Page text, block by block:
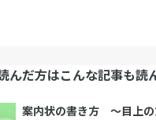
んだ方はこんな記事も読
案内状の書き方 〜目上の